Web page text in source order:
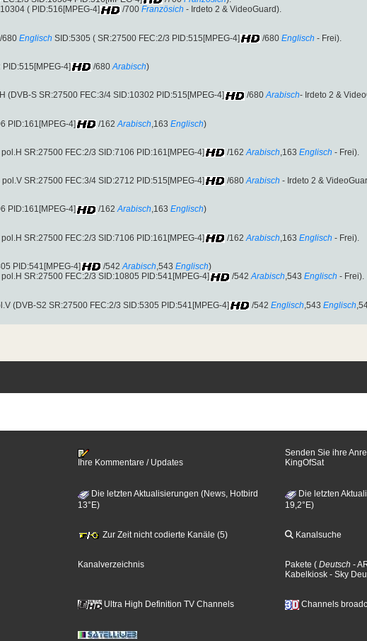
( PID:516[MPEG-4] /700 Französich - Irdeto 2 & VideoGuard).
/680 Englisch SID:5305 ( SR:27500 FEC:2/3 PID:515[MPEG-4] /680 Englisch - Frei).
4] /680 Arabisch)
(DVB-S SR:27500 FEC:3/4 SID:10302 PID:515[MPEG-4] /680 Arabisch- Irdeto 2 &
PID:161[MPEG-4] /162 Arabisch ,163 Englisch)
SR:27500 FEC:2/3 SID:7106 PID:161[MPEG-4] /162 Arabisch,163 Englisch - Frei).
SR:27500 FEC:3/4 SID:2712 PID:515[MPEG-4] /680 Arabisch - Irdeto 2 &
PID:161[MPEG-4] /162 Arabisch,163 Englisch)
SR:27500 FEC:2/3 SID:7106 PID:161[MPEG-4] /162 Arabisch,163 Englisch - Frei).
PID:541[MPEG-4] /542 Arabisch,543 Englisch)
SR:27500 FEC:2/3 SID:10805 PID:541[MPEG-4] /542 Arabisch,543 Englisch - Frei).
(DVB-S2 SR:27500 FEC:2/3 SID:5305 PID:541[MPEG-4] /542 Englisch ,543 Englisch
Ihre Kommentare / Updates
Senden Sie ihre
KingOfSat
Die letzten Aktualisierungen (News, Hotbird
13°E)
Die letzten
19,2°E)
Zur Zeit nicht codierte Kanäle (5) Kanalsuche
Kanalverzeichnis Pakete ( Deutsch -
Kabelkiosk - Sky
Ultra High Definition TV Channels Channels